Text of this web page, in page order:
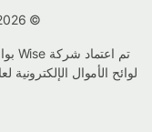
لوائح الأموال الإلكترونية لعام 2011، مرجع الشركة